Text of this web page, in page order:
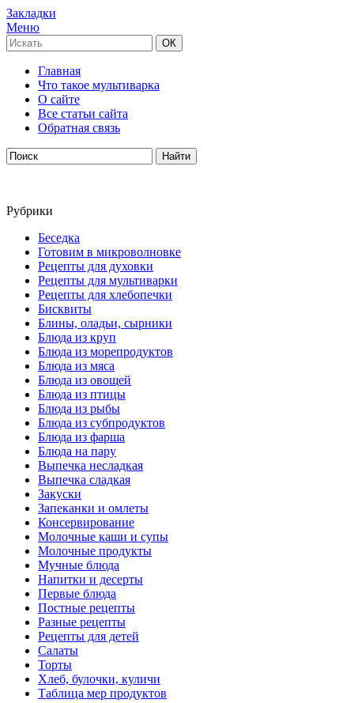
Закладки
Меню
Главная
Что такое мультиварка
О сайте
Все статьи сайта
Обратная связь
Рубрики
Беседка
Готовим в микроволновке
Рецепты для духовки
Рецепты для мультиварки
Рецепты для хлебопечки
Бисквиты
Блины, оладьи, сырники
Блюда из круп
Блюда из морепродуктов
Блюда из мяса
Блюда из овощей
Блюда из птицы
Блюда из рыбы
Блюда из субпродуктов
Блюда из фарша
Блюда на пару
Выпечка несладкая
Выпечка сладкая
Закуски
Запеканки и омлеты
Консервирование
Молочные каши и супы
Молочные продукты
Мучные блюда
Напитки и десерты
Первые блюда
Постные рецепты
Разные рецепты
Рецепты для детей
Салаты
Торты
Хлеб, булочки, куличи
Таблица мер продуктов